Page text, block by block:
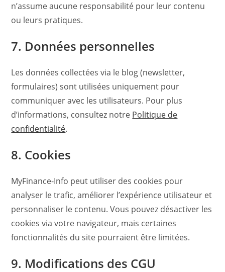
n’assume aucune responsabilité pour leur contenu
ou leurs pratiques.
7. Données personnelles
Les données collectées via le blog (newsletter,
formulaires) sont utilisées uniquement pour
communiquer avec les utilisateurs. Pour plus
d’informations, consultez notre Politique de
confidentialité.
8. Cookies
MyFinance-Info peut utiliser des cookies pour
analyser le trafic, améliorer l’expérience utilisateur et
personnaliser le contenu. Vous pouvez désactiver les
cookies via votre navigateur, mais certaines
fonctionnalités du site pourraient être limitées.
9. Modifications des CGU